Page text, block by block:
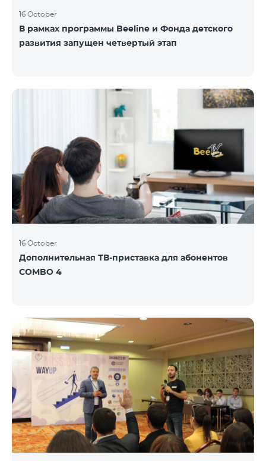
16 October
В рамках программы Beeline и Фонда детского
развития запущен четвертый этап
16 October
Дополнительная ТВ-приставка для абонентов
COMBO 4